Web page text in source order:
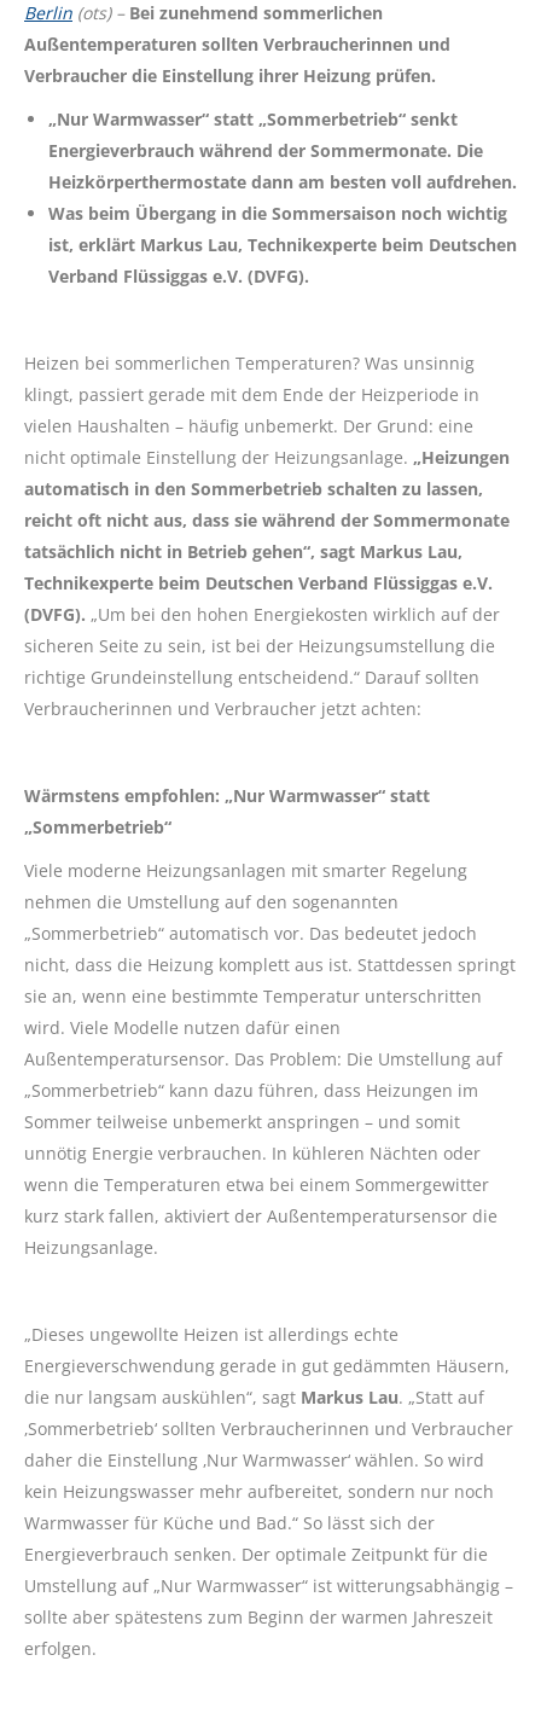
Berlin (ots) – Bei zunehmend sommerlichen
Außentemperaturen sollten Verbraucherinnen und
Verbraucher die Einstellung ihrer Heizung prüfen.
„Nur Warmwasser“ statt „Sommerbetrieb“ senkt
Energieverbrauch während der Sommermonate. Die
Heizkörperthermostate dann am besten voll aufdrehen.
Was beim Übergang in die Sommersaison noch wichtig
ist, erklärt Markus Lau, Technikexperte beim Deutschen
Verband Flüssiggas e.V. (DVFG).
Heizen bei sommerlichen Temperaturen? Was unsinnig
klingt, passiert gerade mit dem Ende der Heizperiode in
vielen Haushalten – häufig unbemerkt. Der Grund: eine
nicht optimale Einstellung der Heizungsanlage. „Heizungen
automatisch in den Sommerbetrieb schalten zu lassen,
reicht oft nicht aus, dass sie während der Sommermonate
tatsächlich nicht in Betrieb gehen“, sagt Markus Lau,
Technikexperte beim Deutschen Verband Flüssiggas e.V.
(DVFG). „Um bei den hohen Energiekosten wirklich auf der
sicheren Seite zu sein, ist bei der Heizungsumstellung die
richtige Grundeinstellung entscheidend.“ Darauf sollten
Verbraucherinnen und Verbraucher jetzt achten:
Wärmstens empfohlen: „Nur Warmwasser“ statt
„Sommerbetrieb“
Viele moderne Heizungsanlagen mit smarter Regelung
nehmen die Umstellung auf den sogenannten
„Sommerbetrieb“ automatisch vor. Das bedeutet jedoch
nicht, dass die Heizung komplett aus ist. Stattdessen springt
sie an, wenn eine bestimmte Temperatur unterschritten
wird. Viele Modelle nutzen dafür einen
Außentemperatursensor. Das Problem: Die Umstellung auf
„Sommerbetrieb“ kann dazu führen, dass Heizungen im
Sommer teilweise unbemerkt anspringen – und somit
unnötig Energie verbrauchen. In kühleren Nächten oder
wenn die Temperaturen etwa bei einem Sommergewitter
kurz stark fallen, aktiviert der Außentemperatursensor die
Heizungsanlage.
„Dieses ungewollte Heizen ist allerdings echte
Energieverschwendung gerade in gut gedämmten Häusern,
die nur langsam auskühlen“, sagt Markus Lau. „Statt auf
‚Sommerbetrieb‘ sollten Verbraucherinnen und Verbraucher
daher die Einstellung ‚Nur Warmwasser‘ wählen. So wird
kein Heizungswasser mehr aufbereitet, sondern nur noch
Warmwasser für Küche und Bad.“ So lässt sich der
Energieverbrauch senken. Der optimale Zeitpunkt für die
Umstellung auf „Nur Warmwasser“ ist witterungsabhängig –
sollte aber spätestens zum Beginn der warmen Jahreszeit
erfolgen.